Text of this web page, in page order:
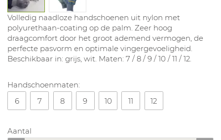
Volledig naadloze handschoenen uit nylon met
polyurethaan-coating op de palm. Zeer hoog
draagcomfort door het groot ademend vermogen, de
perfecte pasvorm en optimale vingergevoeligheid.
Beschikbaar in: grijs, wit. Maten: 7 / 8 / 9 / 10 / 11 / 12.
Handschoenmaten:
6
7 8 9 10 11 12
Aantal